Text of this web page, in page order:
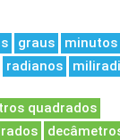
graus
minutos
radianos
quadrados